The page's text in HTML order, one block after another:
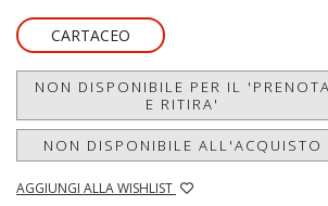
CARTACEO
NON DISPONIBILE PER IL 'PRENOTA
E RITIRA'
NON DISPONIBILE ALL'ACQUISTO
AGGIUNGI ALLA WISHLIST